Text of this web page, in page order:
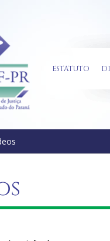
ESTATUTO